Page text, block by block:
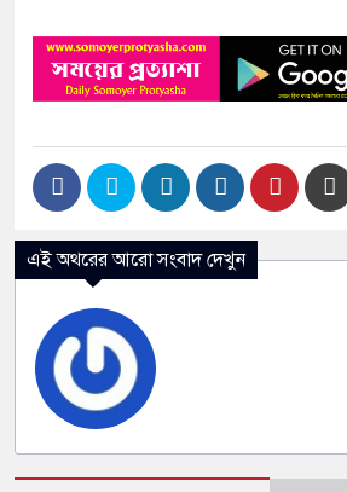
এই অথরের আরো সংবাদ দেখুন